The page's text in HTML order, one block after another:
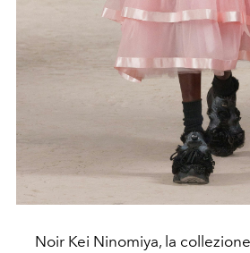
Noir Kei Ninomiya, la